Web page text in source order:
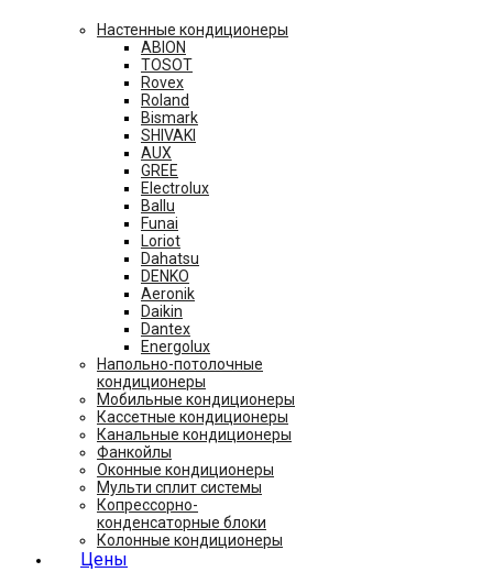
Настенные кондиционеры
ABION
TOSOT
Rovex
Roland
Bismark
SHIVAKI
AUX
GREE
Electrolux
Ballu
Funai
Loriot
Dahatsu
DENKO
Aeronik
Daikin
Dantex
Energolux
Напольно-потолочные
кондиционеры
Мобильные кондиционеры
Кассетные кондиционеры
Канальные кондиционеры
Фанкойлы
Оконные кондиционеры
Мульти сплит системы
Копрессорно-
конденсаторные блоки
Колонные кондиционеры
Цены